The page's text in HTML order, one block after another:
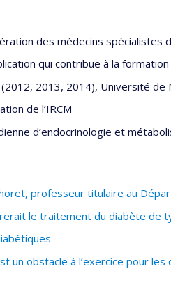
des médecins spécialistes
qui contribue à la
2013, 2014), Université de
de l’IRCM
d’endocrinologie et
professeur titulaire au
le traitement du diabète de
un obstacle à l’exercice pour les